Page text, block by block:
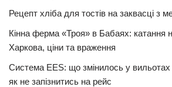
Рецепт хліба для тостів на заквасці з
Кінна ферма «Троя» в Бабаях: катання
Харкова, ціни та враження
Система EES: що змінилось у вильотах
як не запізнитись на рейс